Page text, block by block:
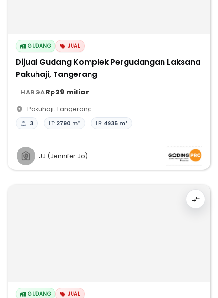
GUDANG JUAL
Dijual Gudang Komplek Pergudangan Laksana
Pakuhaji, Tangerang
HARGARp29 miliar
Pakuhaji, Tangerang
3 LT: 2790 m² LB: 4935 m²
JJ (Jennifer Jo)
GUDANG JUAL